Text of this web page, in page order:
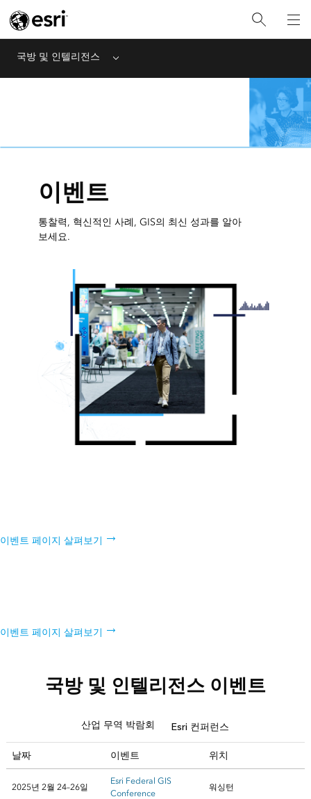
국방 및 인텔리전스 Menu
이벤트
통찰력, 혁신적인 사례, GIS의 최신 성과를 알아
보세요.
이벤트 페이지 살펴보기
이벤트 페이지 살펴보기
국방 및 인텔리전스 이벤트
산업 무역 박람회 Esri 컨퍼런스
날짜 이벤트 위치
2025년 2월 24–26일
Esri Federal GIS
Conference
워싱턴